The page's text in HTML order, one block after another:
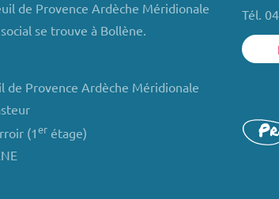
de Provence Ardèche Méridionale
se trouve à Bollène.
de Provence Ardèche Méridionale
(1erétage)
Tél.